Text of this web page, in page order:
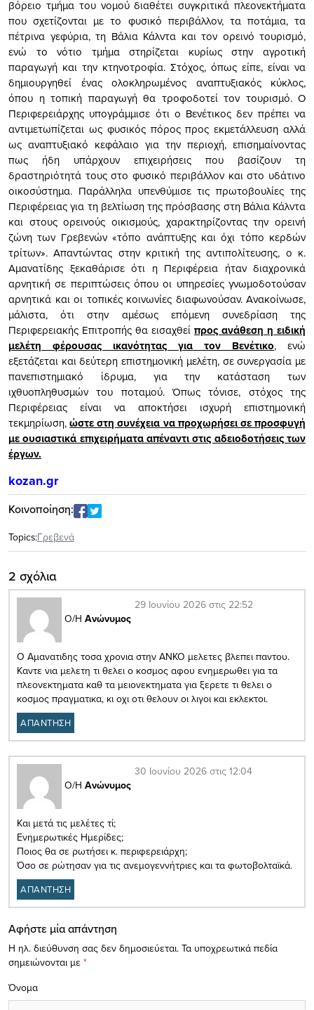
βόρειο τμήμα του νομού διαθέτει συγκριτικά πλεονεκτήματα
που σχετίζονται με το φυσικό περιβάλλον, τα ποτάμια, τα
πέτρινα γεφύρια, τη Βάλια Κάλντα και τον ορεινό τουρισμό,
ενώ το νότιο τμήμα στηρίζεται κυρίως στην αγροτική
παραγωγή και την κτηνοτροφία. Στόχος, όπως είπε, είναι να
δημιουργηθεί ένας ολοκληρωμένος αναπτυξιακός κύκλος,
όπου η τοπική παραγωγή θα τροφοδοτεί τον τουρισμό. Ο
Περιφερειάρχης υπογράμμισε ότι ο Βενέτικος δεν πρέπει να
αντιμετωπίζεται ως φυσικός πόρος προς εκμετάλλευση αλλά
ως αναπτυξιακό κεφάλαιο για την περιοχή, επισημαίνοντας
πως ήδη υπάρχουν επιχειρήσεις που βασίζουν τη
δραστηριότητά τους στο φυσικό περιβάλλον και στο υδάτινο
οικοσύστημα. Παράλληλα υπενθύμισε τις πρωτοβουλίες της
Περιφέρειας για τη βελτίωση της πρόσβασης στη Βάλια Κάλντα
και στους ορεινούς οικισμούς, χαρακτηρίζοντας την ορεινή
ζώνη των Γρεβενών «τόπο ανάπτυξης και όχι τόπο κερδών
τρίτων». Απαντώντας στην κριτική της αντιπολίτευσης, ο κ.
Αμανατίδης ξεκαθάρισε ότι η Περιφέρεια ήταν διαχρονικά
αρνητική σε περιπτώσεις όπου οι υπηρεσίες γνωμοδοτούσαν
αρνητικά και οι τοπικές κοινωνίες διαφωνούσαν. Ανακοίνωσε,
μάλιστα, ότι στην αμέσως επόμενη συνεδρίαση της
Περιφερειακής Επιτροπής θα εισαχθεί προς ανάθεση η ειδική
μελέτη φέρουσας ικανότητας για τον Βενέτικο, ενώ
εξετάζεται και δεύτερη επιστημονική μελέτη, σε συνεργασία με
πανεπιστημιακό ίδρυμα, για την κατάσταση των
ιχθυοπληθυσμών του ποταμού. Όπως τόνισε, στόχος της
Περιφέρειας είναι να αποκτήσει ισχυρή επιστημονική
τεκμηρίωση,ώστε στη συνέχεια να προχωρήσει σε προσφυγή
με ουσιαστικά επιχειρήματα απέναντι στις αδειοδοτήσεις των
έργων.
kozan.gr
Κοινοποίηση:
Topics:Γρεβενά
2 σχόλια
Ο/Η Ανώνυμος
29 Ιουνίου 2026 στις 22:52
Ο Αμανατιδης τοσα χρονια στην ΑΝΚΟ μελετες βλεπει παντου.
Καντε νια μελετη τι θελει ο κοσμος αφου ενημερωθει για τα
πλεονεκτηματα καθ τα μειονεκτηματα για ξερετε τι θελει ο
κοσμος πραγματικα, κι οχι οτι θελουν οι λιγοι και εκλεκτοι.
ΑΠΑΝΤΗΣΗ
Ο/Η Ανώνυμος
30 Ιουνίου 2026 στις 12:04
Και μετά τις μελέτες τί;
Ενημερωτικές Ημερίδες;
Ποιος θα σε ρωτήσει κ. περιφερειάρχη;
Όσο σε ρώτησαν για τις ανεμογεννήτριες και τα φωτοβολταϊκά.
ΑΠΑΝΤΗΣΗ
Αφήστε μία απάντηση
Η ηλ. διεύθυνση σας δεν δημοσιεύεται. Τα υποχρεωτικά πεδία
σημειώνονται με *
Όνομα